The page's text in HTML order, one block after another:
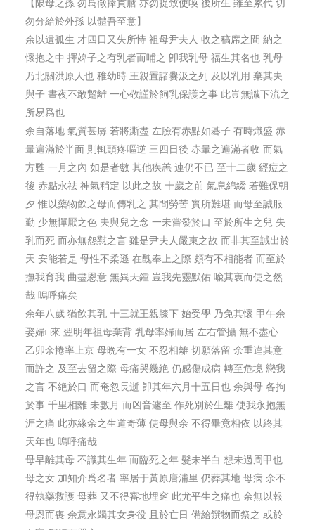
勿分給於外孫 以體吾至意】
余以遺孤生 才四日又失所恃 祖母尹夫人 收之稿席之間 納之
懷抱之中 擇婢子之有乳者而哺之 卽我乳母 福生其名也 乳母
乃北關洪原人也 稚幼時 王親置諸爨汲之列 及以乳用 棄其夫
與子 晝夜不敢蹔離 一心敬謹於飼乳保護之事 此豈無識下流之
所易爲也
余自落地 氣質甚孱 若將澌盡 左臉有赤點如碁子 有時熾盛 赤
暈遍滿於半面 則輒頭疼嘔逆 三四日後 赤暈之遍滿者收 而氣
方甦 一月之內 如是者數 其他疾恙 連仍不已 至十二歲 經痘之
後 赤點永祛 神氣稍定 以此之故 十歲之前 氣息綿綴 若難保朝
夕 惟以藥物飮之母而傳乳之 其間勞苦 實所難堪 而母至誠服
勤 少無憚厭之色 夫與兒之念 一未嘗發於口 至於所生之兒 失
乳而死 而亦無怨懟之言 雖是尹夫人嚴束之故 而非其至誠出於
天 安能若是 母性不柔遜 在醜奉上之際 頗有不相能者 而至於
撫我育我 曲盡恩意 無異天鍾 豈我先靈默佑 喩其衷而使之然
哉 嗚呼痛矣
余年八歲 猶飮其乳 十三就王親膝下 始受學 乃免其懷 甲午余
娶婦□來 翌明年祖母棄背 乳母率婦而居 左右管攝 無不盡心
乙卯余捲率上京 母晩有一女 不忍相離 切願落留 余重違其意
而許之 及至去留之際 母痛哭幾絶 仍感傷成病 轉至危境 戀我
之言 不絶於口 而奄忽長逝 卽其年六月十五日也 余與母 各拘
於事 千里相離 未數月 而凶音遽至 作死別於生離 使我永抱無
涯之痛 此亦緣余之生道奇薄 使母與余 不得畢竟相依 以終其
天年也 嗚呼痛哉
母早離其母 不識其生年 而臨死之年 髮未半白 想未過周甲也
母之女 加知介爲名者 率居于黃原唐浦里 仍葬其地 母病 余不
得執藥救護 母葬 又不得審地埋窆 此尤平生之痛也 余無以報
母恩而喪 余意永蠲其女身役 且於亡日 備給饌物而祭之 或於